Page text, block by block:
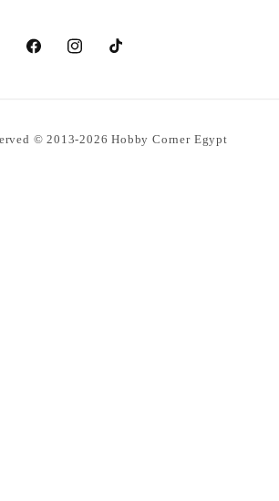
فيسبوكانستغرام
تيك
© 2013-2026Hobby Corner Egypt